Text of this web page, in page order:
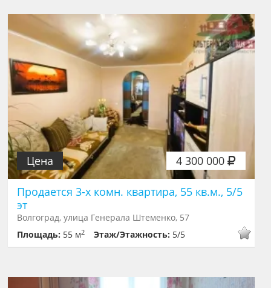
4 300 000
Цена
Продается 3-х комн. квартира, 55 кв.м., 5/5
эт
Волгоград, улица Генерала Штеменко, 57
Площадь: 55 м2 Этаж/Этажность: 5/5